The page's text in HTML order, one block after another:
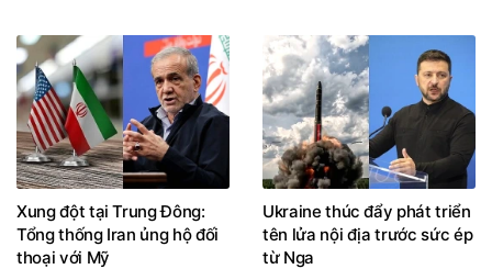
Xung đột tại Trung Đông:
Tổng thống Iran ủng hộ đối
thoại với Mỹ
Ukraine thúc đẩy phát triển
tên lửa nội địa trước sức ép
từ Nga